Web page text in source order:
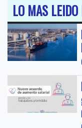
LO MAS